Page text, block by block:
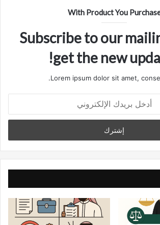
و
ب
With Product You
Subscribe to our
get the new
Lorem ipsum dolor sit amet,